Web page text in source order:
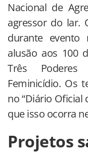
Nacional de
agressor do lar.
durante evento
alusão aos 100
Três
Feminicídio. Os
no “Diário Oficial
que isso ocorra
Projetos